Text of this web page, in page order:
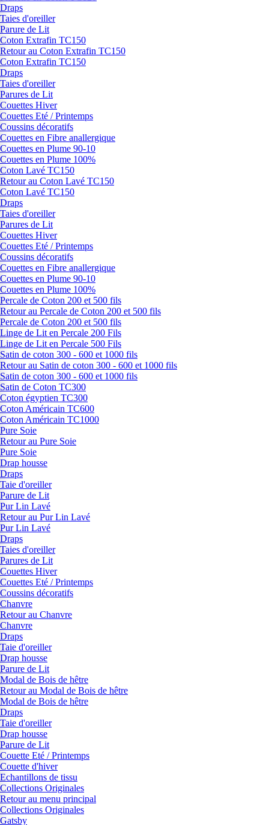
Draps
Taies d'oreiller
Parure de Lit
Coton Extrafin TC150
Retour au Coton Extrafin TC150
Coton Extrafin TC150
Draps
Taies d'oreiller
Parures de Lit
Couettes Hiver
Couettes Eté / Printemps
Coussins décoratifs
Couettes en Fibre anallergique
Couettes en Plume 90-10
Couettes en Plume 100%
Coton Lavé TC150
Retour au Coton Lavé TC150
Coton Lavé TC150
Draps
Taies d'oreiller
Parures de Lit
Couettes Hiver
Couettes Eté / Printemps
Coussins décoratifs
Couettes en Fibre anallergique
Couettes en Plume 90-10
Couettes en Plume 100%
Percale de Coton 200 et 500 fils
Retour au Percale de Coton 200 et 500 fils
Percale de Coton 200 et 500 fils
Linge de Lit en Percale 200 Fils
Linge de Lit en Percale 500 Fils
Satin de coton 300 - 600 et 1000 fils
Retour au Satin de coton 300 - 600 et 1000 fils
Satin de coton 300 - 600 et 1000 fils
Satin de Coton TC300
Coton égyptien TC300
Coton Américain TC600
Coton Américain TC1000
Pure Soie
Retour au Pure Soie
Pure Soie
Drap housse
Draps
Taie d'oreiller
Parure de Lit
Pur Lin Lavé
Retour au Pur Lin Lavé
Pur Lin Lavé
Draps
Taies d'oreiller
Parures de Lit
Couettes Hiver
Couettes Eté / Printemps
Coussins décoratifs
Chanvre
Retour au Chanvre
Chanvre
Draps
Taie d'oreiller
Drap housse
Parure de Lit
Modal de Bois de hêtre
Retour au Modal de Bois de hêtre
Modal de Bois de hêtre
Draps
Taie d'oreiller
Drap housse
Parure de Lit
Couette Eté / Printemps
Couette d'hiver
Echantillons de tissu
Collections Originales
Retour au menu principal
Collections Originales
Gatsby